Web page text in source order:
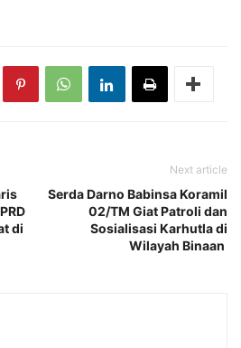
di
Next article
Serda Darno Babinsa Koramil
02/TM Giat Patroli dan
Sosialisasi Karhutla di
Wilayah Binaan